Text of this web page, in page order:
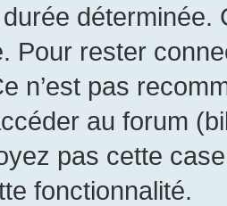
déterminée.
Pour rester
n’est pas
au forum
pas cette
fonctionnalité.